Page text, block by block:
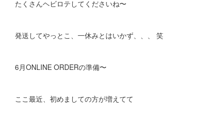
たくさんヘビロテしてくださいね〜
発送してやっとこ、一休みとはいかず、、、 笑
6月ONLINE ORDERの準備〜
ここ最近、初めましての方が増えてて